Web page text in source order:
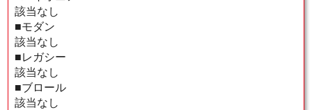
該当なし
■モダン
該当なし
■レガシー
該当なし
■ブロール
該当なし